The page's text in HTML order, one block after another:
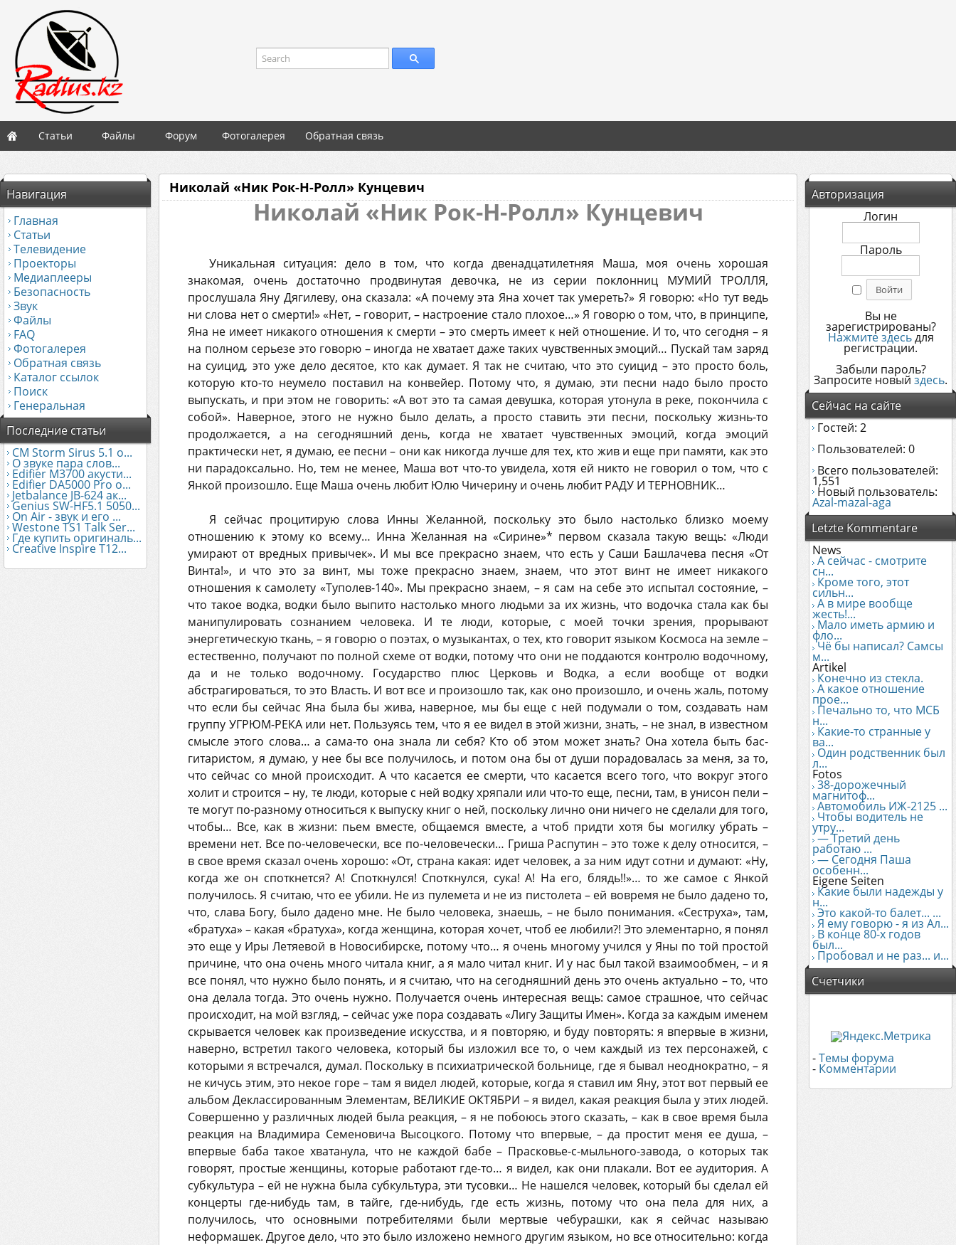
Search
Статьи Файлы Форум Фотогалерея Обратная связь
Навигация
Главная
Статьи
Телевидение
Проекторы
Медиаплееры
Безопасность
Звук
Файлы
FAQ
Фотогалерея
Обратная связь
Каталог ссылок
Поиск
Генеральная
Последние статьи
CM Storm Sirus 5.1 о...
О звуке пара слов...
Edifier М3700 акусти...
Edifier DA5000 Pro о...
Jetbalance JB-624 ак...
Genius SW-HF5.1 5050...
On Air - звук и его ...
Westone TS1 Talk Ser...
Где купить оригиналь...
Creative Inspire T12...
Авторизация
Логин
Пароль
Вы не
зарегистрированы?
Нажмите здесьдля
регистрации.
Забыли пароль?
Запросите новый здесь.
Сейчас на сайте
Гостей: 2
Пользователей: 0
Всего пользователей:
1,551
Новый пользователь:
Azal-mazal-aga
Letzte Kommentare
News
А сейчас - смотрите
сн...
Кроме того, этот
сильн...
А в мире вообще
жесть!...
Мало иметь армию и
фло...
Чё бы написал? Самсы
м...
Artikel
Конечно из стекла.
А какое отношение
прое...
Печально то, что МСБ
н...
Какие-то странные у
ва...
Один родственник был
л...
Fotos
38-дорожечный
магнитоф...
Автомобиль ИЖ-2125 ...
Чтобы водитель не
утру...
— Третий день
работаю ...
— Сегодня Паша
особенн...
Eigene Seiten
Какие были надежды у
н...
Это какой-то балет... ...
Я ему говорю - я из Ал...
В конце 80-х годов
был...
Пробовал и не раз... и...
Счетчики
-Темы форума
- Комментарии
Николай «Ник Рок-Н-Ролл» Кунцевич
Николай «Ник Рок-Н-Ролл» Кунцевич
Уникальная ситуация: дело в том, что когда двенадцатилетняя Маша, моя очень хорошая
знакомая, очень достаточно продвинутая девочка, не из серии поклонниц МУМИЙ ТРОЛЛЯ,
прослушала Яну Дягилеву, она сказала: «А почему эта Яна хочет так умереть?» Я говорю: «Но тут ведь
ни слова нет о смерти!» «Нет, – говорит, – настроение стало плохое…» Я говорю о том, что, в принципе,
Яна не имеет никакого отношения к смерти – это смерть имеет к ней отношение. И то, что сегодня – я
на полном серьезе это говорю – иногда не хватает даже таких чувственных эмоций… Пускай там заряд
на суицид, это уже дело десятое, кто как думает. Я так не считаю, что это суицид – это просто боль,
которую кто-то неумело поставил на конвейер. Потому что, я думаю, эти песни надо было просто
выпускать, и при этом не говорить: «А вот это та самая девушка, которая утонула в реке, покончила с
собой». Наверное, этого не нужно было делать, а просто ставить эти песни, поскольку жизнь-то
продолжается, а на сегодняшний день, когда не хватает чувственных эмоций, когда эмоций
практически нет, я думаю, ее песни – они как никогда лучше для тех, кто жив и еще при памяти, как это
ни парадоксально. Но, тем не менее, Маша вот что-то увидела, хотя ей никто не говорил о том, что с
Янкой произошло. Еще Маша очень любит Юлю Чичерину и очень любит РАДУ И ТЕРНОВНИК…
Я сейчас процитирую слова Инны Желанной, поскольку это было настолько близко моему
отношению к этому ко всему… Инна Желанная на «Сирине»* первом сказала такую вещь: «Люди
умирают от вредных привычек». И мы все прекрасно знаем, что есть у Саши Башлачева песня «От
Винта!», и что это за винт, мы тоже прекрасно знаем, знаем, что этот винт не имеет никакого
отношения к самолету «Туполев-140». Мы прекрасно знаем, – я сам на себе это испытал состояние, –
что такое водка, водки было выпито настолько много людьми за их жизнь, что водочка стала как бы
манипулировать сознанием человека. И те люди, которые, с моей точки зрения, прорывают
энергетическую ткань, – я говорю о поэтах, о музыкантах, о тех, кто говорит языком Космоса на земле –
естественно, получают по полной схеме от водки, потому что они не поддаются контролю водочному,
да и не только водочному. Государство плюс Церковь и Водка, а если вообще от водки
абстрагироваться, то это Власть. И вот все и произошло так, как оно произошло, и очень жаль, потому
что если бы сейчас Яна была бы жива, наверное, мы бы еще с ней подумали о том, создавать нам
группу УГРЮМ-РЕКА или нет. Пользуясь тем, что я ее видел в этой жизни, знать, – не знал, в известном
смысле этого слова… а сама-то она знала ли себя? Кто об этом может знать? Она хотела быть бас-
гитаристом, я думаю, у нее бы все получилось, и потом она бы от души порадовалась за меня, за то,
что сейчас со мной происходит. А что касается ее смерти, что касается всего того, что вокруг этого
холит и строится – ну, те люди, которые с ней водку хряпали или что-то еще, песни, там, в унисон пели –
те могут по-разному относиться к выпуску книг о ней, поскольку лично они ничего не сделали для того,
чтобы… Все, как в жизни: пьем вместе, общаемся вместе, а чтоб придти хотя бы могилку убрать –
времени нет. Все по-человечески, все по-человечески… Гриша Распутин – это тоже к делу относится, –
в свое время сказал очень хорошо: «От, страна какая: идет человек, а за ним идут сотни и думают: «Ну,
когда же он споткнется? А! Споткнулся! Споткнулся, сука! А! На его, блядь!!»… то же самое с Янкой
получилось. Я считаю, что ее убили. Не из пулемета и не из пистолета – ей вовремя не было дадено то,
что, слава Богу, было дадено мне. Не было человека, знаешь, – не было понимания. «Сеструха», там,
«братуха» – какая «братуха», когда женщина, которая хочет, чтоб ее любили?! Это элементарно, я понял
это еще у Иры Летяевой в Новосибирске, потому что… я очень многому учился у Яны по той простой
причине, что она очень много читала книг, а я мало читал книг. И у нас был такой взаимообмен, – и я
все понял, что нужно было понять, и я считаю, что на сегодняшний день это очень актуально – то, что
она делала тогда. Это очень нужно. Получается очень интересная вещь: самое страшное, что сейчас
происходит, на мой взгляд, – сейчас уже пора создавать «Лигу Защиты Имен». Когда за каждым именем
скрывается человек как произведение искусства, и я повторяю, и буду повторять: я впервые в жизни,
наверно, встретил такого человека, который бы изложил все то, о чем каждый из тех персонажей, с
которыми я встречался, думал. Поскольку в психиатрической больнице, где я бывал неоднократно, – я
не кичусь этим, это некое горе – там я видел людей, которые, когда я ставил им Яну, этот вот первый ее
альбом Деклассированным Элементам, ВЕЛИКИЕ ОКТЯБРИ – я видел, какая реакция была у этих людей.
Совершенно у различных людей была реакция, – я не побоюсь этого сказать, – как в свое время была
реакция на Владимира Семеновича Высоцкого. Потому что впервые, – да простит меня ее душа, –
впервые баба такое хватанула, что не каждой бабе – Прасковье-с-мыльного-завода, о которых так
говорят, простые женщины, которые работают где-то… я видел, как они плакали. Вот ее аудитория. А
субкультура – ей не нужна была субкультура, эти тусовки… Не нашелся человек, который бы сделал ей
концерты где-нибудь там, в тайге, где-нибудь, где есть жизнь, потому что она пела для них, а
получилось, что основными потребителями были мертвые чебурашки, как я сейчас называю
неформашек. Другое дело, что это было изложено немного другим языком, но все относительно: когда